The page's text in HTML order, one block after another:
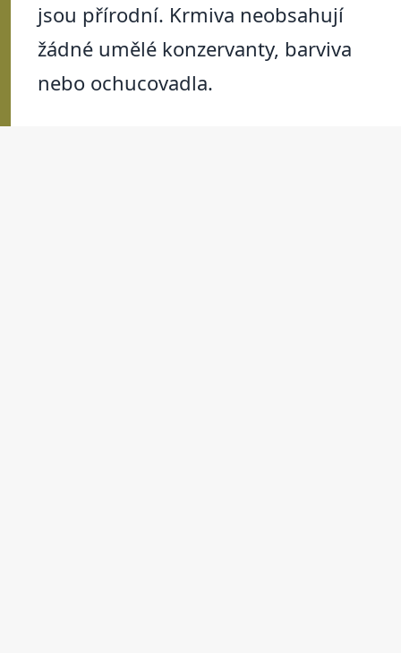
jsou přírodní. Krmiva neobsahují
žádné umělé konzervanty, barviva
nebo ochucovadla.